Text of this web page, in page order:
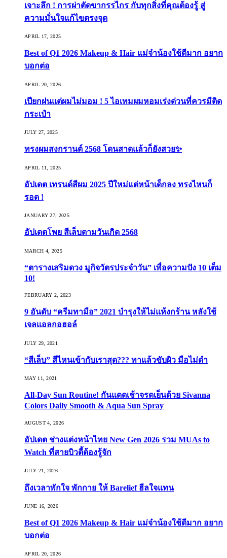
เจาะลึก ! การผ่าตัดขากรรไกร กับทุกสิ่งที่คุณต้องรู้ สู่
ความมั่นใจแก้ไขตรงจุด
APRIL 17, 2025
Best of Q1 2026 Makeup & Hair แม่จ๋าน้องใช้ดีมาก อยาก
บอกต่อ
APRIL 20, 2026
เปียกฝนแต่ผมไม่มอม ! 5 ไอเทมผมหอมเร่งด่วนที่ควรมีติด
กระเป๋า
JULY 27, 2025
ทรงผมสงกรานต์ 2568 โดนสาดแล้วก็ยังสวย✨
APRIL 11, 2025
อัปเดต เทรนด์สีผม 2025 ปีใหม่แต่หน้าเด็กลง ทรงไหนก็
รอด !
JANUARY 27, 2025
อัปเดตโพย สีเล็บตามวันเกิด 2568
MARCH 4, 2025
“ตารางเสริมดวง มูกิจวัตรประจำวัน” เพื่อความปัง 10 เต็ม
10!
FEBRUARY 2, 2023
9 อันดับ “ครีมทามือ” 2021 บำรุงให้ไม่แห้งกร้าน หลังใช้
เจลแอลกอฮอล์
JULY 29, 2021
“สีเล็บ” สีไหนเข้ากับเราสุด??? ทาแล้วขับผิว มือไม่ดำ
MAY 11, 2021
All-Day Sun Routine! กันแดดเช้าจรดเย็นด้วย Sivanna
Colors Daily Smooth & Aqua Sun Spray
AUGUST 4, 2026
อัปเดต ช่างแต่งหน้าไทย New Gen 2026 รวม MUAs to
Watch ที่สายบิวตี้ต้องรู้จัก
JULY 21, 2026
ถึงเวลาพักใจ พักกาย ให้ Barelief ฮีลใจแทน
JUNE 16, 2026
Best of Q1 2026 Makeup & Hair แม่จ๋าน้องใช้ดีมาก อยาก
บอกต่อ
APRIL 20, 2026